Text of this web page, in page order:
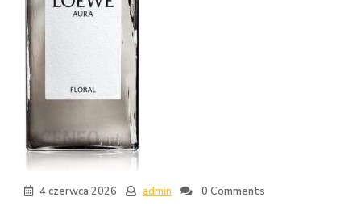
4 czerwca 2026 admin 0 Comments